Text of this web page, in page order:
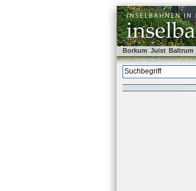
Borkum Juist Baltrum